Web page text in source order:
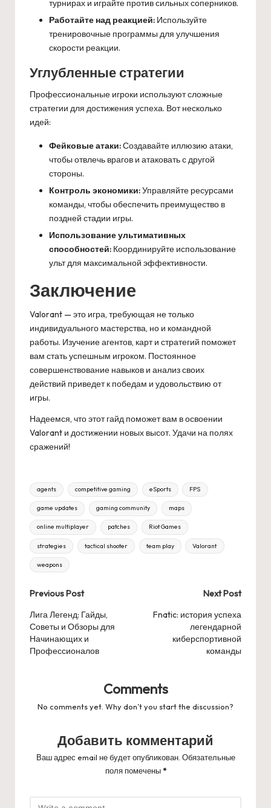
турнирах и играйте против сильных соперников.
Работайте над реакцией: Используйте
тренировочные программы для улучшения
скорости реакции.
Углубленные стратегии
Профессиональные игроки используют сложные
стратегии для достижения успеха. Вот несколько
идей:
Фейковые атаки:Создавайте иллюзию атаки,
чтобы отвлечь врагов и атаковать с другой
стороны.
Контроль экономики:Управляйте ресурсами
команды, чтобы обеспечить преимущество в
поздней стадии игры.
Использование ультимативных
способностей: Координируйте использование
ульт для максимальной эффективности.
Заключение
Valorant — это игра, требующая не только
индивидуального мастерства, но и командной
работы. Изучение агентов, карт и стратегий поможет
вам стать успешным игроком. Постоянное
совершенствование навыков и анализ своих
действий приведет к победам и удовольствию от
игры.
Надеемся, что этот гайд поможет вам в освоении
Valorant и достижении новых высот. Удачи на полях
сражений!
Tags:
agents competitive gaming eSports FPS
game updates gaming community maps
online multiplayer patches Riot Games
strategies tactical shooter team play Valorant
weapons
Post
navigation
Previous Post
Лига Легенд: Гайды,
Советы и Обзоры для
Начинающих и
Профессионалов
Next Post
Fnatic: история успеха
легендарной
киберспортивной
команды
Comments
No comments yet. Why don’t you start the discussion?
Добавить комментарий
Ваш адрес email не будет опубликован. Обязательные
поля помечены*